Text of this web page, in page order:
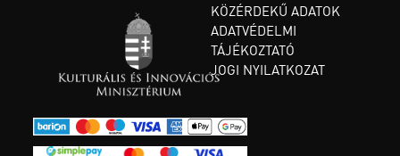
KÖZÉRDEKŰ ADATOK
ADATVÉDELMI
TÁJÉKOZTATÓ
JOGI NYILATKOZAT